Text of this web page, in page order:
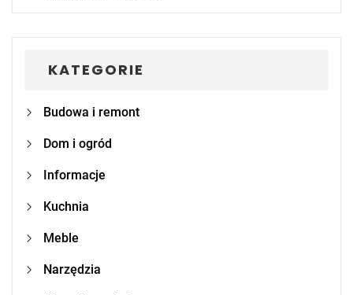
KATEGORIE
Budowa i remont
Dom i ogród
Informacje
Kuchnia
Meble
Narzędzia